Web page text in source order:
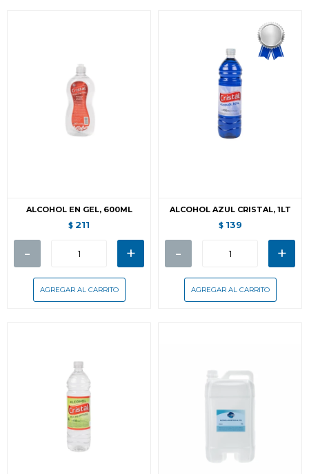
ALCOHOL EN GEL, 600ML
$ 211
- +
ALCOHOL AZUL CRISTAL, 1LT
$ 139
- +